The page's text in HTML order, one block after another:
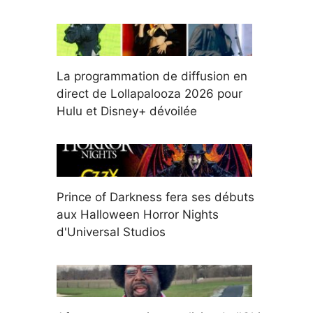
La programmation de diffusion en
direct de Lollapalooza 2026 pour
Hulu et Disney+ dévoilée
Prince of Darkness fera ses débuts
aux Halloween Horror Nights
d'Universal Studios